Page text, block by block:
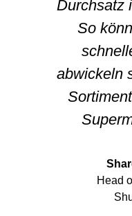
Durchsatz
So
abwickeln
Head